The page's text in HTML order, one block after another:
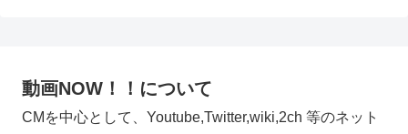
動画NOW！！について
CMを中心として、Youtube,Twitter,wiki,2ch 等のネット